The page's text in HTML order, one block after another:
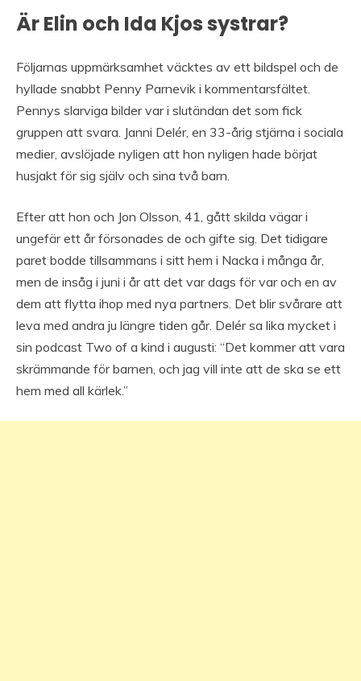
Är Elin och Ida Kjos systrar?
Följarnas uppmärksamhet väcktes av ett bildspel och de
hyllade snabbt Penny Parnevik i kommentarsfältet.
Pennys slarviga bilder var i slutändan det som fick
gruppen att svara. Janni Delér, en 33-årig stjärna i sociala
medier, avslöjade nyligen att hon nyligen hade börjat
husjakt för sig själv och sina två barn.
Efter att hon och Jon Olsson, 41, gått skilda vägar i
ungefär ett år försonades de och gifte sig. Det tidigare
paret bodde tillsammans i sitt hem i Nacka i många år,
men de insåg i juni i år att det var dags för var och en av
dem att flytta ihop med nya partners. Det blir svårare att
leva med andra ju längre tiden går. Delér sa lika mycket i
sin podcast Two of a kind i augusti: “Det kommer att vara
skrämmande för barnen, och jag vill inte att de ska se ett
hem med all kärlek.”